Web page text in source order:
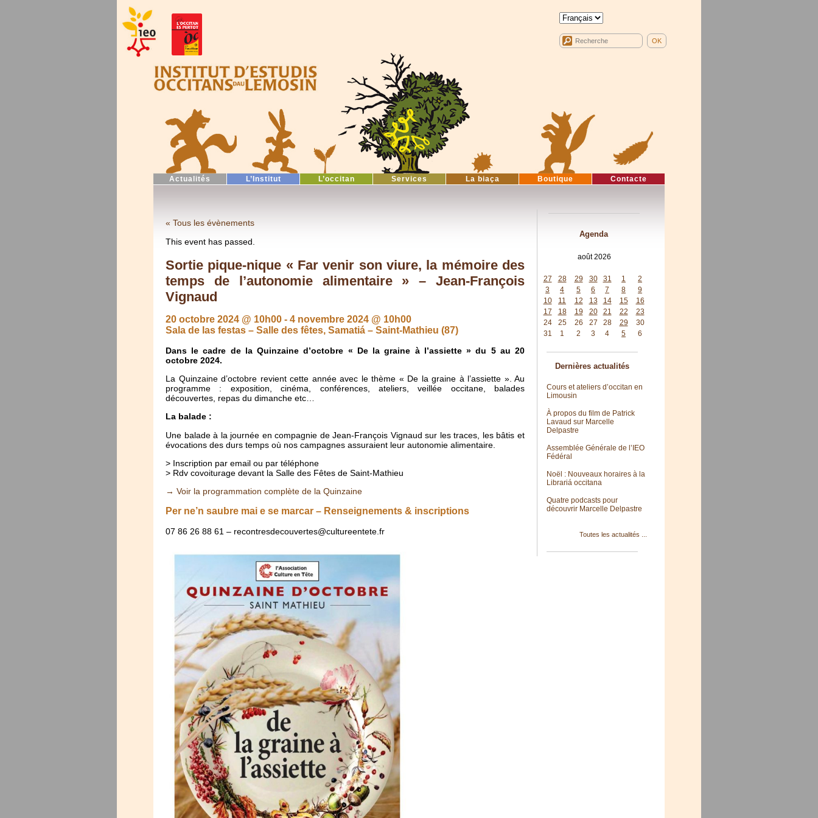
Actualités L’Institut L’occitan Services La biaça Boutique Contacte
« Tous les évènements
This event has passed.
Sortie pique-nique « Far venir son viure, la mémoire des
temps de l’autonomie alimentaire » – Jean-François
Vignaud
20 octobre 2024 @ 10h00 - 4 novembre 2024 @ 10h00
Sala de las festas – Salle des fêtes, Samatiá – Saint-Mathieu (87)
Dans le cadre de la Quinzaine d’octobre « De la graine à l’assiette » du 5 au 20
octobre 2024.
La Quinzaine d’octobre revient cette année avec le thème « De la graine à l’assiette ». Au
programme : exposition, cinéma, conférences, ateliers, veillée occitane, balades
découvertes, repas du dimanche etc…
La balade :
Une balade à la journée en compagnie de Jean-François Vignaud sur les traces, les bâtis et
évocations des durs temps où nos campagnes assuraient leur autonomie alimentaire.
> Inscription par email ou par téléphone
> Rdv covoiturage devant la Salle des Fêtes de Saint-Mathieu
→ Voir la programmation complète de la Quinzaine
Per ne’n saubre mai e se marcar – Renseignements & inscriptions
07 86 26 88 61 – recontresdecouvertes@cultureentete.fr
Agenda
août 2026
27
28 29 30 31 1
2
3
4 5 6 7 8
9
10
11 12 13 14 15
16
17
18 19 20 21 22
23
24
25 26 27 28 29
30
31
1 2 3 4 5 6
Dernières actualités
Cours et ateliers d’occitan en
Limousin
À propos du film de Patrick
Lavaud sur Marcelle
Delpastre
Assemblée Générale de l’IEO
Fédéral
Noël : Nouveaux horaires à la
Librariá occitana
Quatre podcasts pour
découvrir Marcelle Delpastre
Toutes les actualités ...